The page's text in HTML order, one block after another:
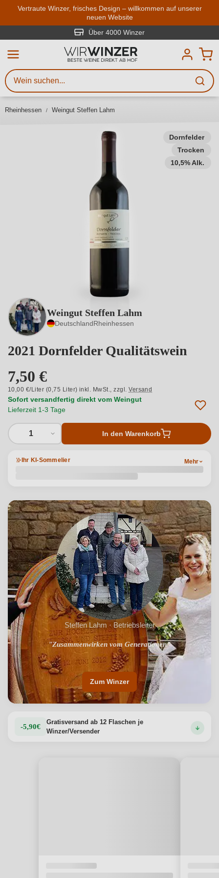
Zum Hauptinhalt springen
Vertraute Winzer, frisches Design – willkommen auf unserer
neuen Website
Über 4000 Winzer
Rheinhessen Weingut Steffen Lahm
Dornfelder
Trocken
10,5% Alk.
Weingut Steffen Lahm
DeutschlandRheinhessen
2021 Dornfelder Qualitätswein
7,50 €
10,00 €/Liter (0,75 Liter) inkl. MwSt.,zzgl.Versand
Sofort versandfertig direkt vom Weingut
Lieferzeit 1-3 Tage
1 In den Warenkorb
Ihr KI-Sommelier Mehr
Steffen Lahm · Betriebsleiter
"Zusammenwirken vom Generationen"
Zum Winzer
-5,90€
Gratisversand ab 12 Flaschen je
Winzer/Versender
Weinsuche
Mindestens 3 Zeichen eingeben
Beschreiben Sie, welchen Wein
Sie suchen – ob nach Geschmack,
Region, Winzer oder anderen